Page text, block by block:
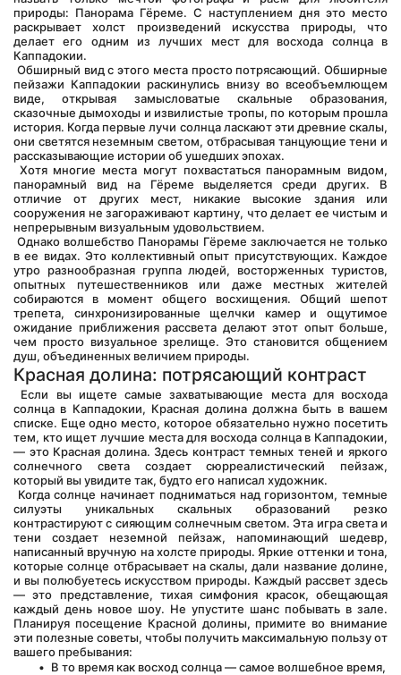
природы: Панорама Гёреме. С наступлением дня это место
раскрывает холст произведений искусства природы, что
делает его одним из лучших мест для восхода солнца в
Каппадокии.
пейзажи Каппадокии раскинулись внизу во всеобъемлющем
виде, открывая замысловатые скальные образования,
сказочные дымоходы и извилистые тропы, по которым прошла
история. Когда первые лучи солнца ласкают эти древние скалы,
они светятся неземным светом, отбрасывая танцующие тени и
рассказывающие истории об ушедших эпохах.
панорамный вид на Гёреме выделяется среди других. В
отличие от других мест, никакие высокие здания или
сооружения не загораживают картину, что делает ее чистым и
непрерывным визуальным удовольствием.
Однако волшебство Панорамы Гёреме заключается не только
в ее видах. Это коллективный опыт присутствующих. Каждое
утро разнообразная группа людей, восторженных туристов,
опытных путешественников или даже местных жителей
собираются в момент общего восхищения. Общий шепот
трепета, синхронизированные щелчки камер и ощутимое
ожидание приближения рассвета делают этот опыт больше,
чем просто визуальное зрелище. Это становится общением
душ, объединенных величием природы.
Красная долина: потрясающий контраст
солнца в Каппадокии, Красная долина должна быть в вашем
списке. Еще одно место, которое обязательно нужно посетить
тем, кто ищет лучшие места для восхода солнца в Каппадокии,
— это Красная долина. Здесь контраст темных теней и яркого
солнечного света создает сюрреалистический пейзаж,
который вы увидите так, будто его написал художник.
силуэты уникальных скальных образований резко
контрастируют с сияющим солнечным светом. Эта игра света и
тени создает неземной пейзаж, напоминающий шедевр,
написанный вручную на холсте природы. Яркие оттенки и тона,
которые солнце отбрасывает на скалы, дали название долине,
и вы полюбуетесь искусством природы. Каждый рассвет здесь
— это представление, тихая симфония красок, обещающая
каждый день новое шоу. Не упустите шанс побывать в зале.
Планируя посещение Красной долины, примите во внимание
эти полезные советы, чтобы получить максимальную пользу от
вашего пребывания:
В то время как восход солнца — самое волшебное время,